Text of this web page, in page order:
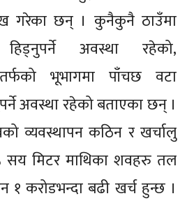
गरेका छन् । कुनैकुनै ठाउँमा
अवस्था रहेको,
भूभागमा पाँचछ वटा
अवस्था रहेको बताएका छन् ।
व्यवस्थापन कठिन र खर्चालु
सय मिटर माथिका शवहरु तल
१ करोडभन्दा बढी खर्च हुन्छ ।